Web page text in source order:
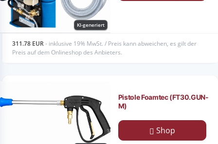
KI-generiert
311.78 EUR- inklusive 19% MwSt. / Preis kann abweichen, es gilt der
Preis auf dem Onlineshop des Anbieters.
Pistole Foamtec (FT30.GUN-
M)
Shop